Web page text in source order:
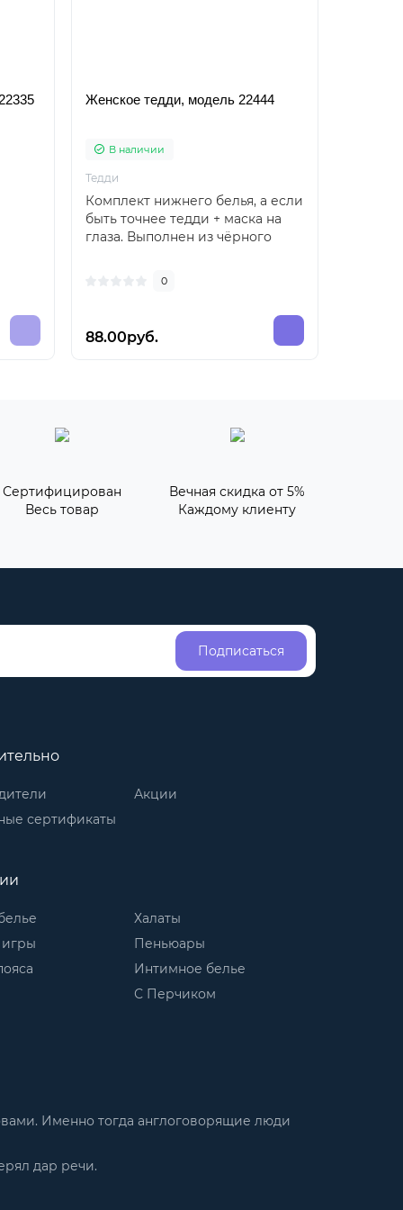
Женское тедди, модель 22444
В наличии
Тедди
Комплект нижнего белья, а если
быть точнее тедди + маска на
глаза. Выполнен из чёрного
0
88.00руб.
Сертифицирован
Весь товар
Вечная скидка от 5%
Каждому клиенту
Подписаться
сертификаты
Акции
Халаты
Пеньюары
Интимное белье
С Перчиком
Именно тогда англоговорящие люди
дар речи.